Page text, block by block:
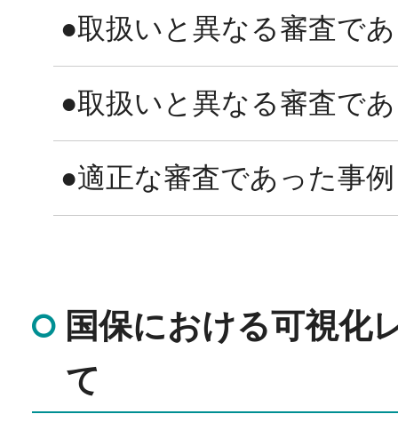
●取扱いと異なる審査で
●取扱いと異なる審査で
●適正な審査であった事例
国保における可視化
て